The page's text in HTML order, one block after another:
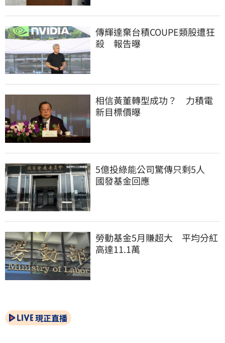
傳輝達棄台積COUPE類股遭狂
殺　報告曝
相信黃董轉型成功？　力積電
新目標價曝
5億投綠能公司驚傳只剩5人
國發基金回應
勞動基金5月賺超大　平均分紅
高達11.1萬
現正直播